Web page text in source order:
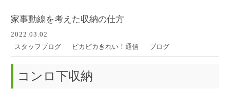
家事動線を考えた収納の仕方
2022.03.02
スタッフブログ
ピカピカきれい！通信 ブログ
コンロ下収納